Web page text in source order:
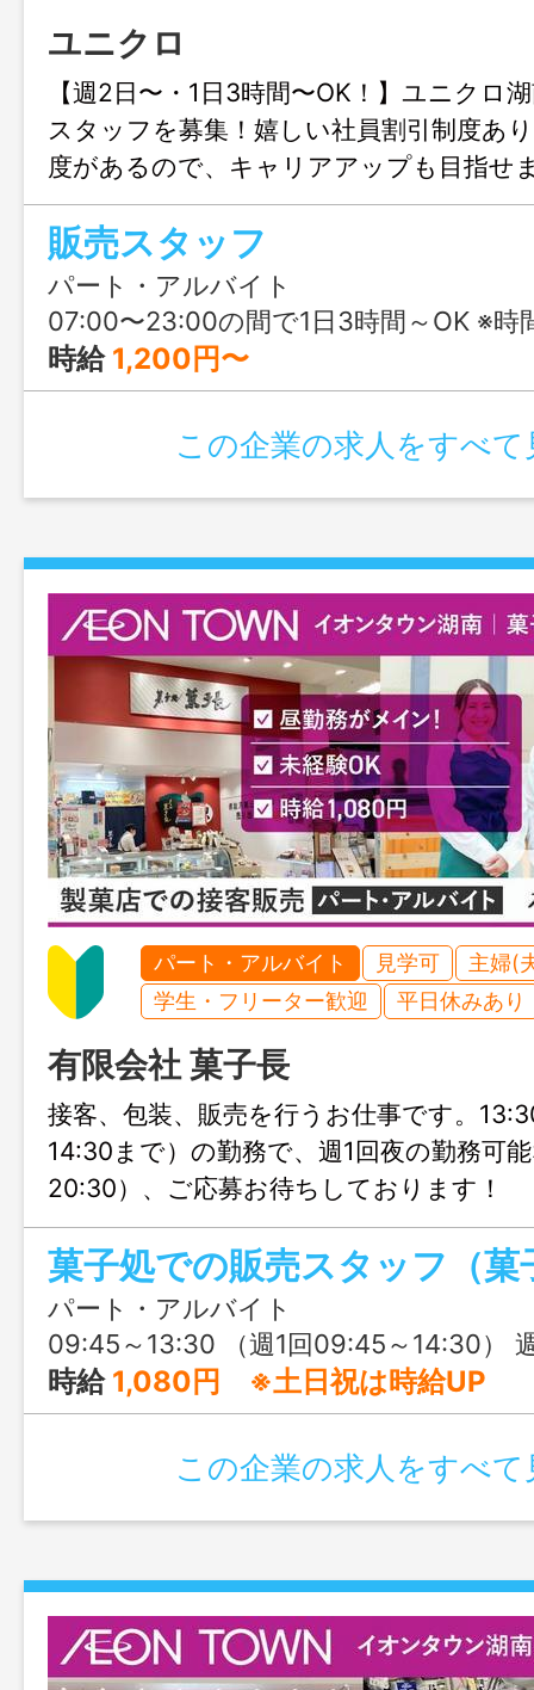
ユニクロ
【週2日〜・1日3時間〜OK！】ユニクロ
スタッフを募集！嬉しい社員割引制度あ
度があるので、キャリアアップも目指せ
販売スタッフ
パート・アルバイト
07:00〜23:00の間で1日3時間～OK ※時間は
時給 1,200円〜
この企業の求人をすべて
パート・アルバイト 見学可
主婦(
学生・フリーター歓迎
平日休みあり
有限会社 菓子長
接客、包装、販売を行うお仕事です。
14:30まで）の勤務で、週1回夜の勤務可
20:30）、ご応募お待ちしております！
菓子処での販売スタッフ（菓
パート・アルバイト
09:45～13:30 （週1回09:45～14:30） 週1回夜勤務
時給 1,080円 ※土日祝は時給UP
この企業の求人をすべて